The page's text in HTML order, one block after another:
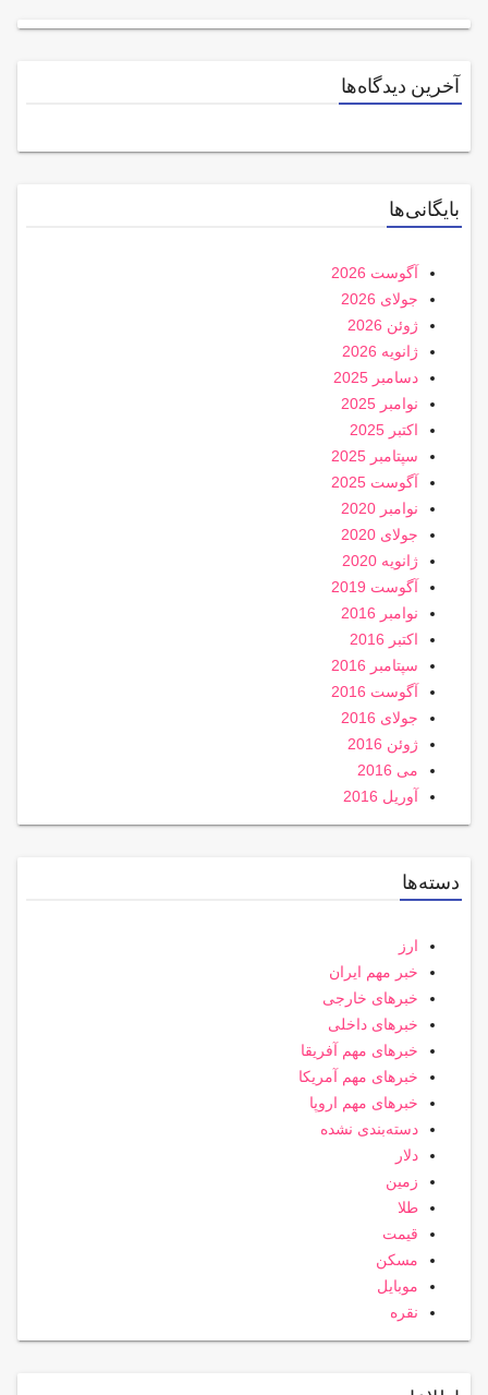
آخرین دیدگاه‌ها
بایگانی‌ها
آگوست 2026
جولای 2026
ژوئن 2026
ژانویه 2026
دسامبر 2025
نوامبر 2025
اکتبر 2025
سپتامبر 2025
آگوست 2025
نوامبر 2020
جولای 2020
ژانویه 2020
آگوست 2019
نوامبر 2016
اکتبر 2016
سپتامبر 2016
آگوست 2016
جولای 2016
ژوئن 2016
می 2016
آوریل 2016
دسته‌ها
ارز
خبر مهم ایران
خبرهای خارجی
خبرهای داخلی
خبرهای مهم آفریقا
خبرهای مهم آمریکا
خبرهای مهم اروپا
دسته‌بندی نشده
دلار
زمین
طلا
قیمت
مسکن
موبایل
نقره